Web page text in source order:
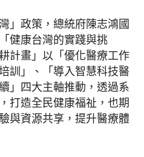
」政策，總統府陳志鴻國
健康台灣的實踐與挑
計畫」以「優化醫療工作
訓」、「導入智慧科技醫
」四大主軸推動，透過系
打造全民健康福祉，也期
與資源共享，提升醫療體